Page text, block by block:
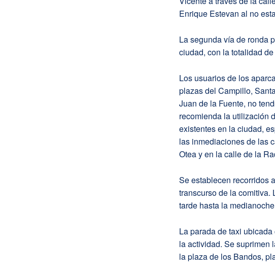
Enrique Estevan al no
La segunda vía de ronda
ciudad, con la totalidad
Los usuarios de los
plazas del Campillo,
Juan de la Fuente, no
recomienda la utilización
existentes en la ciudad,
las inmediaciones de las
Otea y en la calle de la
Se establecen recorridos
transcurso de la comitiva.
tarde hasta la
La parada de taxi
la actividad. Se suprimen
la plaza de los Bandos,